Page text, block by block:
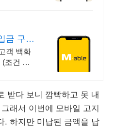
금 구간
객 백화
조건 충
받다 보니 깜빡하고 못 내
래서 이번에 모바일 고지
. 하지만 미납된 금액을 납